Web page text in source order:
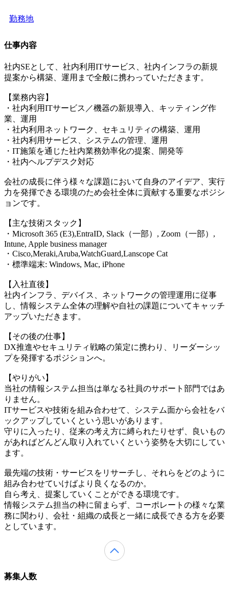
勤務地
仕事内容
社内SEとして、社内利用ITサービス、社内インフラの新規
提案から構築、運用まで全般に携わっていただきます。
【業務内容】
・社内利用ITサービス／機器の新規導入、キッティング作
業、運用
・社内利用ネットワーク、セキュリティの構築、運用
・社内利用サービス、システムの管理、運用
・IT施策を通じた社内業務効率化の提案、開発等
・社内ヘルプデスク対応
会社の成長に伴う様々な課題において自身のアイデア、実行
力を発揮できる環境のため会社全体に貢献する重要なポジシ
ョンです。
【主な技術スタック】
・Microsoft 365 (E3),EntraID, Slack（一部）, Zoom（一部）,
Intune, Apple business manager
・Cisco,Meraki,Aruba,WatchGuard,Lanscope Cat
・標準端末: Windows, Mac, iPhone
【入社直後】
社内インフラ、デバイス、ネットワークの管理運用に従事
し、情報システム全体の理解や自社の課題についてキャッチ
アップいただきます。
【その後の仕事】
DX推進やセキュリティ戦略の策定に携わり、リーダーシッ
プを発揮するポジションへ。
【やりがい】
当社の情報システム担当は単なる社員のサポート部門ではあ
りません。
ITサービスや技術を組み合わせて、システム面から会社をバ
ックアップしていくという思いがあります。
守りに入ったり、従来の考え方に縛られたりせず、良いもの
があればどんどん取り入れていくという姿勢を大切にしてい
ます。
最先端の技術・サービスをリサーチし、それらをどのように
組み合わせていけばより良くなるのか。
自ら考え、提案していくことができる環境です。
情報システム担当の枠に留まらず、コーポレートの様々な業
務に関わり、会社・組織の成長と一緒に成長できる方を必要
としています。
募集人数